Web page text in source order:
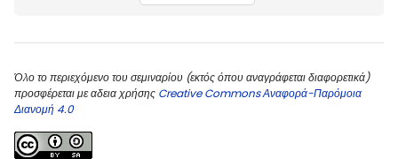
Όλο το περιεχόμενο του σεμιναρίου (εκτός όπου αναγράφεται διαφορετικά)
προσφέρεται με αδεια χρήσης Creative Commons Αναφορά-Παρόμοια
Διανομή 4.0